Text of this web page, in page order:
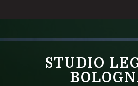
STUDIO